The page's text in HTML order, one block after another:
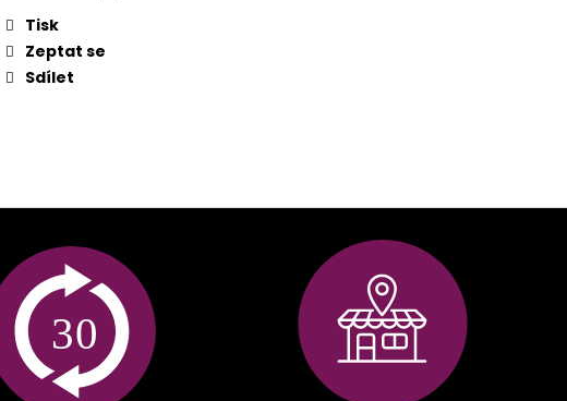
Tisk
Zeptat se
Sdílet